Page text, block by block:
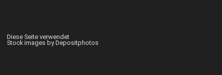
Diese Seite verwendet
Stock images by Depositphotos